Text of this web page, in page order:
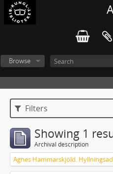
Browse
Filters
Showing 1
Archival description